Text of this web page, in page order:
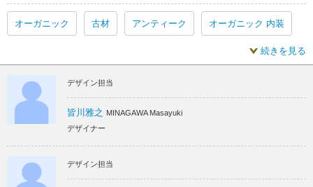
オーガニック 古材 アンティーク オーガニック 内装
オーガニック リフォーム
古材 リフォーム アンティーク リフォーム
続きを見る
デザイン担当
皆川雅之 MINAGAWA Masayuki
デザイナー
デザイン担当